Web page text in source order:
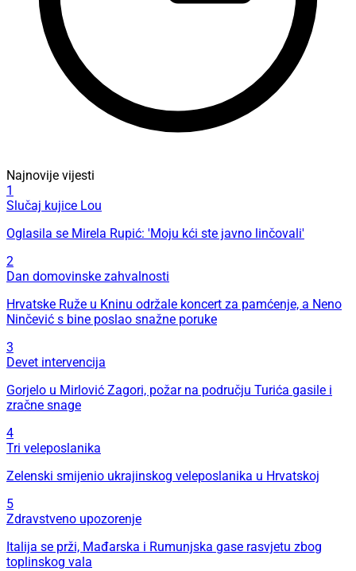
Najnovije vijesti
1
Slučaj kujice Lou
Oglasila se Mirela Rupić: 'Moju kći ste javno linčovali'
2
Dan domovinske zahvalnosti
Hrvatske Ruže u Kninu održale koncert za pamćenje, a Neno
Ninčević s bine poslao snažne poruke
3
Devet intervencija
Gorjelo u Mirlović Zagori, požar na području Turića gasile i
zračne snage
4
Tri veleposlanika
Zelenski smijenio ukrajinskog veleposlanika u Hrvatskoj
5
Zdravstveno upozorenje
Italija se prži, Mađarska i Rumunjska gase rasvjetu zbog
toplinskog vala